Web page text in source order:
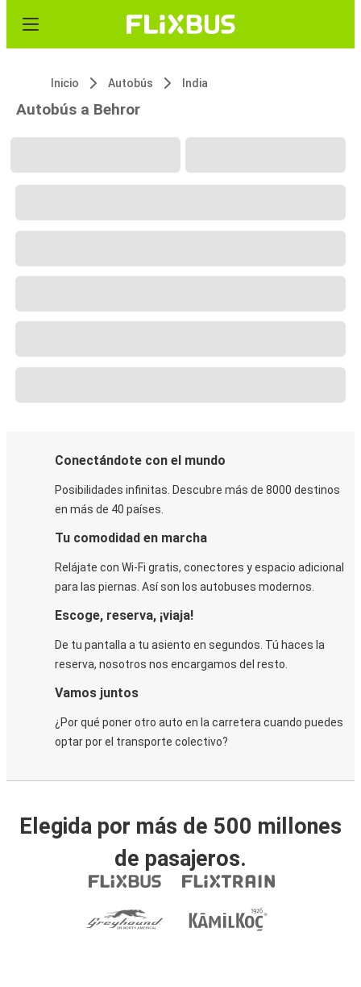
Inicio Autobús India
Autobús a Behror
Conectándote con el mundo
Posibilidades infinitas. Descubre más de 8000 destinos
en más de 40 países.
Tu comodidad en marcha
Relájate con Wi-Fi gratis, conectores y espacio adicional
para las piernas. Así son los autobuses modernos.
Escoge, reserva, ¡viaja!
De tu pantalla a tu asiento en segundos. Tú haces la
reserva, nosotros nos encargamos del resto.
Vamos juntos
¿Por qué poner otro auto en la carretera cuando puedes
optar por el transporte colectivo?
Elegida por más de 500 millones
de pasajeros.